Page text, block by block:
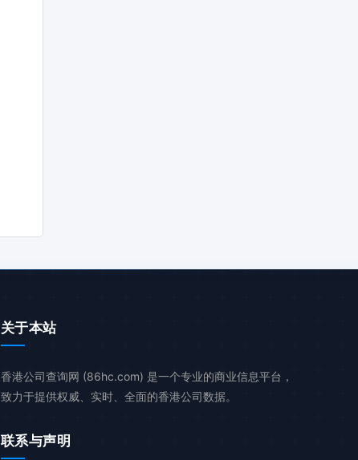
关于本站
香港公司查询网 (86hc.com) 是一个专业的商业信息平台，
致力于提供权威、实时、全面的香港公司数据。
联系与声明